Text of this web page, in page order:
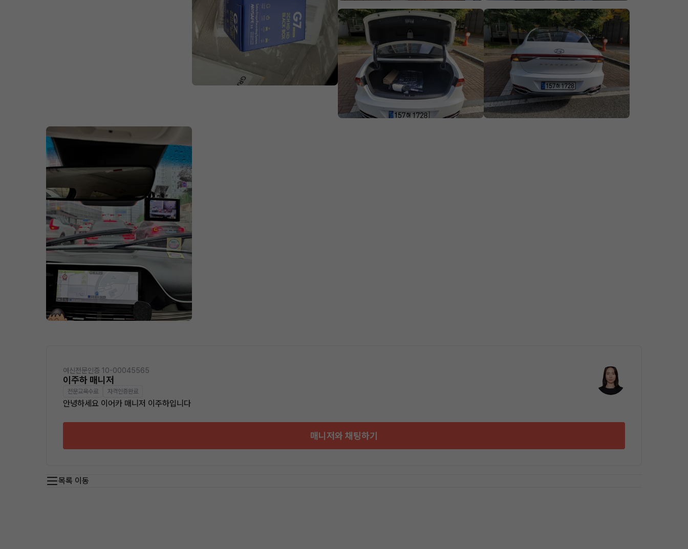
여신전문인증 10-00045565
이주하 매니저
전문교육수료 자격인증완료
안녕하세요 이어카 매니저 이주하입니다
매니저와 채팅하기
목록 이동